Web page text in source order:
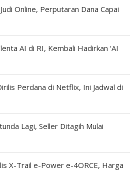
Online, Perputaran Dana Capai
AI di RI, Kembali Hadirkan ‘AI
Perdana di Netflix, Ini Jadwal di
Lagi, Seller Ditagih Mulai
X-Trail e-Power e-4ORCE, Harga